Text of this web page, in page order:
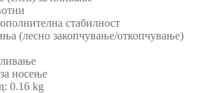
стабилност
(лесно закопчување/откопчување)
носење
0.16 kg